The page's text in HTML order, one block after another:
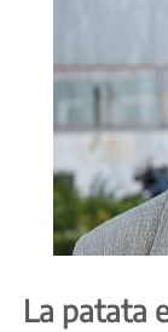
La patata